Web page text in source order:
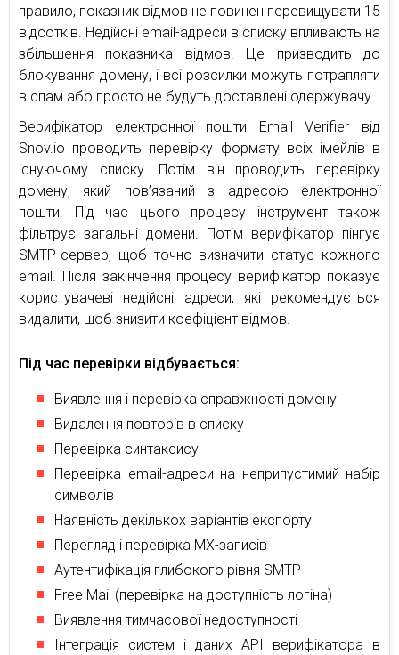
правило, показник відмов не повинен перевищувати 15
відсотків. Недійсні email-адреси в списку впливають на
збільшення показника відмов. Це призводить до
блокування домену, і всі розсилки можуть потрапляти
в спам або просто не будуть доставлені одержувачу.
Верифікатор електронної пошти Email Verifier від
Snov.io проводить перевірку формату всіх імейлів в
існуючому списку. Потім він проводить перевірку
домену, який пов’язаний з адресою електронної
пошти. Під час цього процесу інструмент також
фільтрує загальні домени. Потім верифікатор пінгує
SMTP-сервер, щоб точно визначити статус кожного
email. Після закінчення процесу верифікатор показує
користувачеві недійсні адреси, які рекомендується
видалити, щоб знизити коефіцієнт відмов.
Під час перевірки відбувається:
Виявлення і перевірка справжності домену
Видалення повторів в списку
Перевірка синтаксису
Перевірка email-адреси на неприпустимий набір
символів
Наявність декількох варіантів експорту
Перегляд і перевірка MX-записів
Аутентифікація глибокого рівня SMTP
Free Mail (перевірка на доступність логіна)
Виявлення тимчасової недоступності
Інтеграція систем і даних API верифікатора в